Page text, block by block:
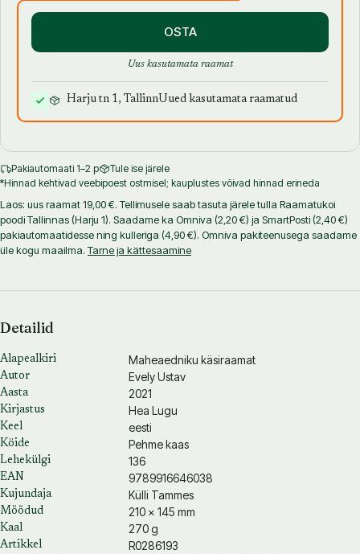
Kirjeldan lilleniidu rajamise meetodeid, kauneid niiduliike, seemnete
kogumise nippe, lilleniidu rajamist ja hooldust.»
Evely Ustav on Tartu Ülikoolis omandanud magistrikraadi
bioloogias ja õppinud Räpina Aianduskoolis aiandust. Praegu on ta
OSTA
Uus kasutamata raamat
Harju tn 1, TallinnUued kasutamata raamatud
Pakiautomaati 1–2 p
Tule ise järele
*Hinnad kehtivad veebipoest ostmisel; kauplustes võivad hinnad erineda
Laos: uus raamat 19,00 €. Tellimusele saab tasuta järele tulla Raamatukoi
poodi Tallinnas (Harju 1). Saadame ka Omniva (2,20 €) ja SmartPosti (2,40 €)
pakiautomaatidesse ning kulleriga (4,90 €). Omniva pakiteenusega saadame
üle kogu maailma. Tarne ja kättesaamine
Detailid
Alapealkiri Maheaedniku käsiraamat
Autor Evely Ustav
Aasta 2021
Kirjastus Hea Lugu
Keel eesti
Köide Pehme kaas
Lehekülgi 136
EAN 9789916646038
Kujundaja Külli Tammes
Mõõdud 210 × 145 mm
Kaal 270 g
Artikkel R0286193